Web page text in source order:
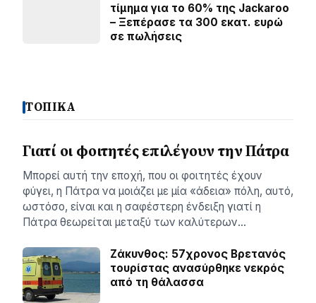
τίμημα για το 60% της Jackaroo
– Ξεπέρασε τα 300 εκατ. ευρώ
σε πωλήσεις
ΤΟΠΙΚΑ
Γιατί οι φοιτητές επιλέγουν την Πάτρα
Μπορεί αυτή την εποχή, που οι φοιτητές έχουν
φύγει, η Πάτρα να μοιάζει με μία «άδεια» πόλη, αυτό,
ωστόσο, είναι και η σαφέστερη ένδειξη γιατί η
Πάτρα θεωρείται μεταξύ των καλύτερων…
Ζάκυνθος: 57χρονος Βρετανός
τουρίστας ανασύρθηκε νεκρός
από τη θάλασσα